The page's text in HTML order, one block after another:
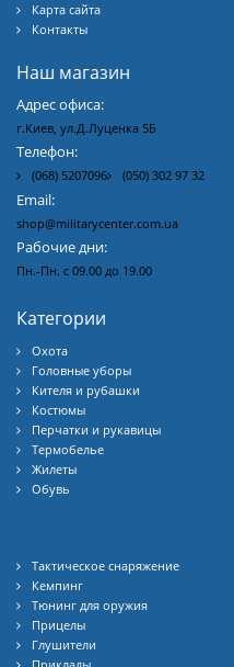
Карта сайта
Контакты
Наш магазин
Адрес офиса:
г.Киев, ул.Д.Луценка 5Б
Телефон:
(068) 5207096 (050) 302 97 32
Email:
shop@militarycenter.com.ua
Рабочие дни:
Пн.-Пн. с 09.00 до 19.00
Категории
Охота
Головные уборы
Кителя и рубашки
Костюмы
Перчатки и рукавицы
Термобелье
Жилеты
Обувь
Тактическое снаряжение
Кемпинг
Тюнинг для оружия
Прицелы
Глушители